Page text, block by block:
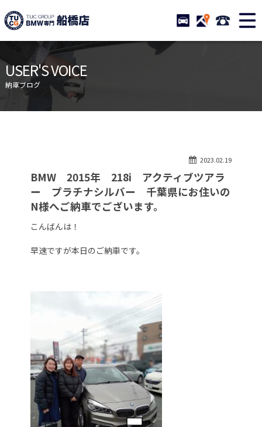
TUCグループ BMW専門 船
STOCK ACCESS 047-
ニュース
在庫リスト
目玉車両一覧
店舗紹介
保証＆サービス
アクセスマップ
自動車保険
TUCとは？
リクルート
納車blog
会社概要
USER'S VOICE
納車ブログ
2023.02.19
BMW 2015年 218i アクティブツアラ
ー プラチナシルバー 千葉県にお住いの
N様へご納車でございます。
こんばんは！
早速ですが本日のご納車です。